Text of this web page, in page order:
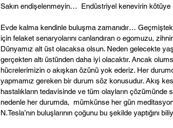
Sakın endişelenmeyin…  Endüstriyel kenevirin kötüye
Evde kalma kendinle buluşma zamanıdır…
için felaket senaryolarını canlandıran o egomuzu,
Dünyamız alt üst olacaksa olsun. Neden gelecekte
gerçekten altı üstünden daha iyi olacaktır. Ancak
hücrelerimizin o akışkan özünü yok ederiz. Her
yapmamız gereken bir durum söz konusudur. Akış
hastalıkların tedavisinde ve tüm olayların çözümünde
nedenle her durumda,  mümkünse her gün
N.Tesla’nın buluşlarının çoğunu bu şekilde yaptığını